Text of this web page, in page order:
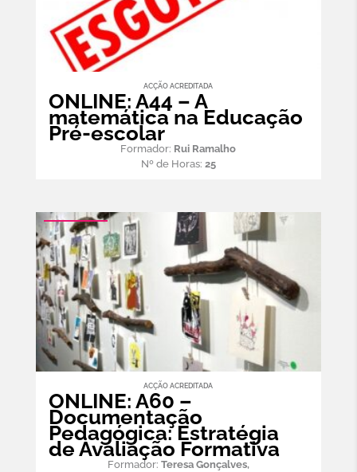
ACÇÃO ACREDITADA
ONLINE: A44 – A
matemática na Educação
Pré-escolar
Formador: Rui Ramalho
Nº de Horas: 25
ACÇÃO ACREDITADA
ONLINE: A60 –
Documentação
Pedagógica: Estratégia
de Avaliação Formativa
Formador: Teresa Gonçalves,